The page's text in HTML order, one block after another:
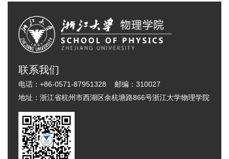
联系我们
电话： +86-0571-87951328 邮编： 310027
地址： 浙江省杭州市西湖区余杭塘路866号浙江大学物理学院